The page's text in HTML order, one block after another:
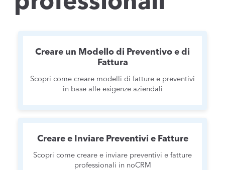
Creare un Modello di Preventivo e di
Fattura
Scopri come creare modelli di fatture e preventivi
in base alle esigenze aziendali
Creare e Inviare Preventivi e Fatture
Scopri come creare e inviare preventivi e fatture
professionali in noCRM